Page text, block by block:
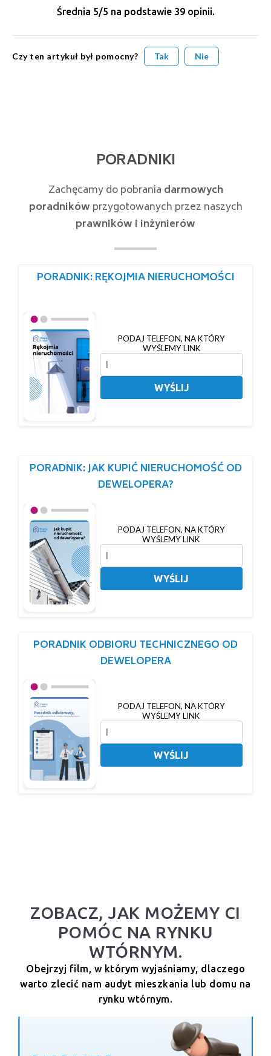
Średnia 5/5 na podstawie 39opinii.
Czy ten artykuł był pomocny? Tak Nie
PORADNIKI
Zachęcamy do pobrania darmowych
poradników przygotowanych przez naszych
prawników i inżynierów
PORADNIK: RĘKOJMIA NIERUCHOMOŚCI
PODAJ TELEFON, NA KTÓRY
WYŚLEMY LINK
WYŚLIJ
PORADNIK: JAK KUPIĆ NIERUCHOMOŚĆ OD
DEWELOPERA?
PODAJ TELEFON, NA KTÓRY
WYŚLEMY LINK
WYŚLIJ
PORADNIK ODBIORU TECHNICZNEGO OD
DEWELOPERA
PODAJ TELEFON, NA KTÓRY
WYŚLEMY LINK
WYŚLIJ
ZOBACZ, JAK MOŻEMY CI
POMÓC NA RYNKU
WTÓRNYM.
Obejrzyj film, w którym wyjaśniamy, dlaczego
warto zlecić nam audyt mieszkania lub domu na
rynku wtórnym.